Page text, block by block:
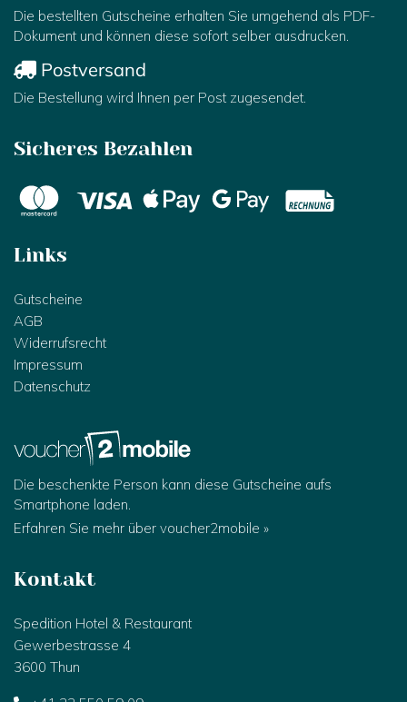
Die bestellten Gutscheine erhalten Sie umgehend als PDF-
Dokument und können diese sofort selber ausdrucken.
Postversand
Die Bestellung wird Ihnen per Post zugesendet.
Sicheres Bezahlen
Links
Gutscheine
AGB
Widerrufsrecht
Impressum
Datenschutz
Die beschenkte Person kann diese Gutscheine aufs
Smartphone laden.
Erfahren Sie mehr über voucher2mobile »
Kontakt
Spedition Hotel & Restaurant
Gewerbestrasse 4
3600 Thun